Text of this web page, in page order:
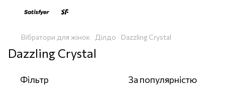
Вібратори для жінок Ділдо Dazzling Crystal
Dazzling Crystal
Фільтр За популярністю